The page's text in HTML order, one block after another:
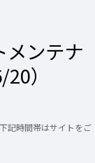
メンテナ
）
記時間帯はサイトをご